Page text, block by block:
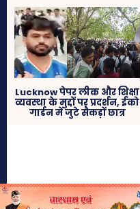
Lucknow पेपर लीक और शिक्षा
व्यवस्था के मुद्दों पर प्रदर्शन, ईको
गार्डन में जुटे सैकड़ों छात्र